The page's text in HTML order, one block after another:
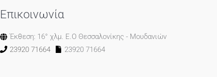
Επικοινωνία
Έκθεση: 16° χλμ. Ε.Ο Θεσσαλονίκης - Μουδανιών
23920 71664
23920 71664